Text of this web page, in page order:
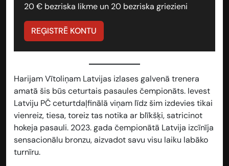
20 € bezriska likme un 20 bezriska griezieni
REĢISTRĒ KONTU
Harijam Vītoliņam Latvijas izlases galvenā trenera
amatā šis būs ceturtais pasaules čempionāts. Ievest
Latviju PČ ceturtdaļfinālā viņam līdz šim izdevies tikai
vienreiz, tiesa, toreiz tas notika ar blīkšķi, satricinot
hokeja pasauli. 2023. gada čempionātā Latvija izcīnīja
sensacionālu bronzu, aizvadot savu visu laiku labāko
turnīru.